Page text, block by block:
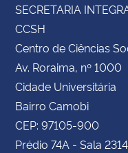
SECRETARIA
CCSH
Centro de Ciências
Av. Roraima, nº 1000
Cidade Universitária
Bairro Camobi
CEP: 97105-900
Prédio 74A - Sala 2314